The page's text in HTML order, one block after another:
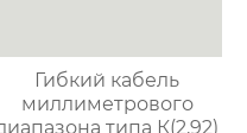
Гибкий кабель
миллиметрового
типа К(2,92)